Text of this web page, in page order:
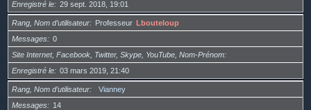
Enregistré le
29 sept. 2018, 19:01
Rang, Nom d’utilisateur Professeur Lbouteloup
Messages
0
Site Internet, Facebook, Twitter, Skype, YouTube, Nom-Prénom
Enregistré le
03 mars 2019, 21:40
Rang, Nom d’utilisateur
Vianney
Messages
14